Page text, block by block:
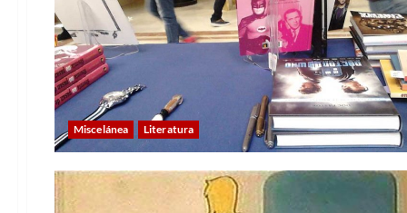
Miscelánea Literatura